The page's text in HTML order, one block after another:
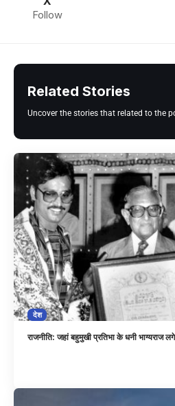
Follow
Related Stories
Uncover the stories that related to the
देश
राजनीति: जहां बहुमुखी प्रतिभा के धनी भाग्यराज